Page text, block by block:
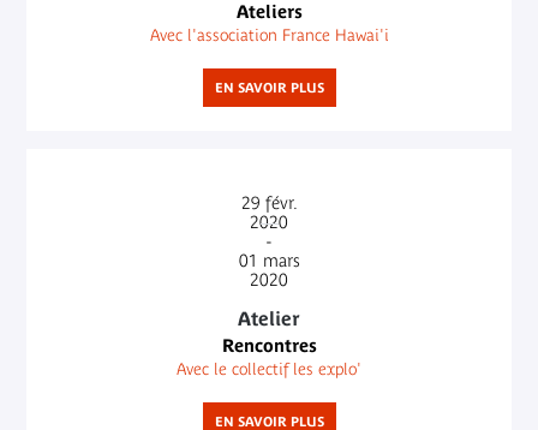
Ateliers
Avec l'association France Hawai'i
EN SAVOIR PLUS
29 févr.
2020
-
01 mars
2020
Atelier
Rencontres
Avec le collectif les explo'
EN SAVOIR PLUS